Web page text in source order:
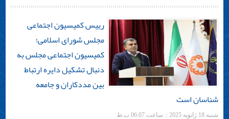
رییس کمیسیون اجتماعی
مجلس شورای اسلامی؛
کمیسیون اجتماعی مجلس به
دنبال تشکیل دایره ارتباط
بین مددکاران و جامعه
شناسان است
شنبه 18 ژانویه 2025 :: ساعت 06:07 ب.ظ